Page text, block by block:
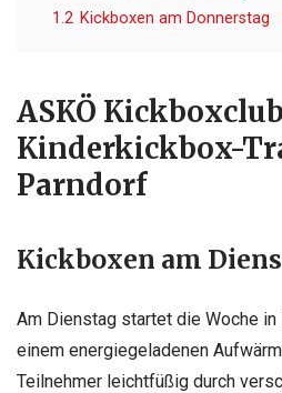
1.2 Kickboxen am Donnerstag
ASKÖ
Kinderkickbox-
Parndorf
Kickboxen am
Am Dienstag startet die Woche
einem energiegeladenen
Teilnehmer leichtfüßig durch